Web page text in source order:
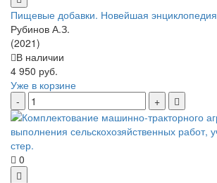
Пищевые добавки. Новейшая энциклопедия
Рубинов А.З.
(2021)
В наличии
4 950 руб.
Уже в корзине
0